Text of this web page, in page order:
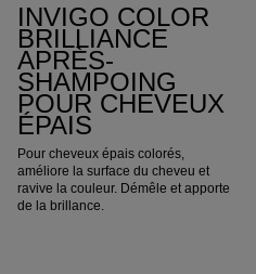
INVIGO COLOR
BRILLIANCE
APRÈS-
SHAMPOING
POUR CHEVEUX
ÉPAIS
Pour cheveux épais colorés,
améliore la surface du cheveu et
ravive la couleur. Démêle et apporte
de la brillance.